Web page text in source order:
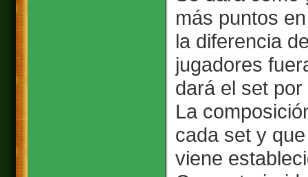
más puntos
la diferencia
jugadores
dará el set
La
cada set y
viene